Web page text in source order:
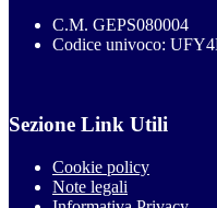
C.M. GEPS080004
Codice univoco:
Sezione Link Utili
Cookie policy
Note legali